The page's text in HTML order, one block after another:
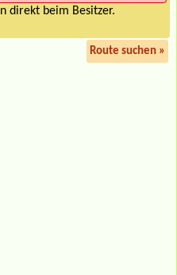
direkt beim Besitzer.
Route suchen »